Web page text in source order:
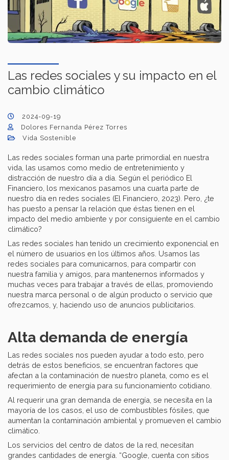
Las redes sociales y su impacto en el
cambio climático
2024-09-19
Dolores Fernanda Pérez Torres
Vida Sostenible
Las redes sociales forman una parte primordial en nuestra
vida, las usamos como medio de entretenimiento y
distracción de nuestro día a día. Según el periódico El
Financiero, los mexicanos pasamos una cuarta parte de
nuestro día en redes sociales (El Financiero, 2023). Pero, ¿te
has puesto a pensar la relación que éstas tienen en el
impacto del medio ambiente y por consiguiente en el cambio
climático?
Las redes sociales han tenido un crecimiento exponencial en
el número de usuarios en los últimos años. Usamos las
redes sociales para comunicarnos, para compartir con
nuestra familia y amigos, para mantenernos informados y
muchas veces para trabajar a través de ellas, promoviendo
nuestra marca personal o de algún producto o servicio que
ofrezcamos, y, haciendo uso de anuncios publicitarios.
Alta demanda de energía
Las redes sociales nos pueden ayudar a todo esto, pero
detrás de estos beneficios, se encuentran factores que
afectan a la contaminación de nuestro planeta, como es el
requerimiento de energía para su funcionamiento cotidiano.
Al requerir una gran demanda de energía, se necesita en la
mayoría de los casos, el uso de combustibles fósiles, que
aumentan la contaminación ambiental y promueven el cambio
climático.
Los servicios del centro de datos de la red, necesitan
grandes cantidades de energía. “Google, cuenta con sitios